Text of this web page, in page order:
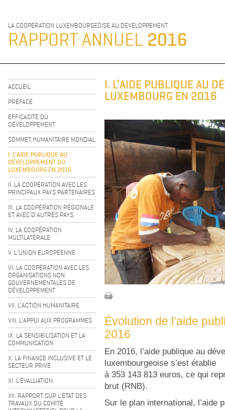
LA COOPÉRATION LUXEMBOURGEOISE AU DÉVELOPPEMENT
RAPPORT ANNUEL 2016
ACCUEIL
PRÉFACE
EFFICACITÉ DU
DÉVELOPPEMENT
SOMMET HUMANITAIRE MONDIAL
I. L’AIDE PUBLIQUE AU
DÉVELOPPEMENT DU
LUXEMBOURG EN 2016
II. LA COOPÉRATION AVEC LES
PRINCIPAUX PAYS PARTENAIRES
III. LA COOPÉRATION RÉGIONALE
ET AVEC D’AUTRES PAYS
IV. LA COOPÉRATION
MULTILATÉRALE
V. L'UNION EUROPÉENNE
VI. LA COOPÉRATION AVEC LES
ORGANISATIONS NON
GOUVERNEMENTALES DE
DÉVELOPPEMENT
VII. L’ACTION HUMANITAIRE
VIII. L’APPUI AUX PROGRAMMES
IX. LA SENSIBILISATION ET LA
COMMUNICATION
X. LA FINANCE INCLUSIVE ET LE
SECTEUR PRIVÉ
XI. L’ÉVALUATION
XII. RAPPORT SUR L’ÉTAT DES
TRAVAUX DU COMITÉ
I. L’AIDE PUBLIQUE AU
LUXEMBOURG EN 2016
Évolution de l’aide
2016
En 2016, l’aide publique au
luxembourgeoise s’est établie
à 353 143 813 euros, ce qui
brut (RNB).
Sur le plan international, l’aide